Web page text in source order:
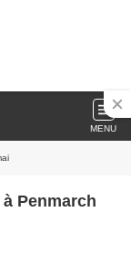
MENU
Penmarch